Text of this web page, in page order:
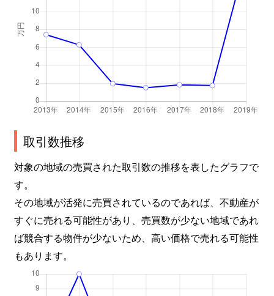
取引数推移
対象の地域の売買された取引数の推移を表したグラフで
す。
その地域が活発に売買されているのであれば、不動産が
すぐに売れる可能性があり、売買数が少ない地域であれ
ば競合する物件が少ないため、高い価格で売れる可能性
もあります。